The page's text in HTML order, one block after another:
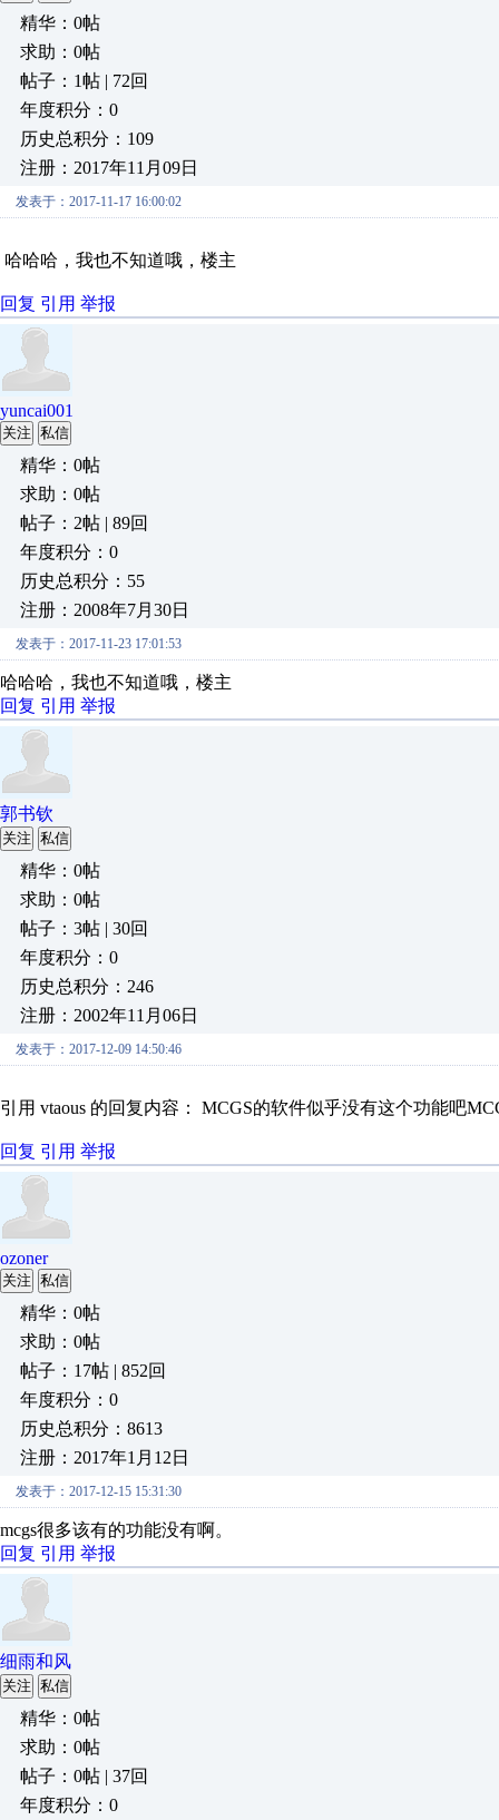
精华：0帖
求助：0帖
帖子：1帖 | 72回
年度积分：0
历史总积分：109
注册：2017年11月09日
发表于：2017-11-17 16:00:02
哈哈哈，我也不知道哦，楼主
回复 引用 举报
yuncai001
关注 私信
精华：0帖
求助：0帖
帖子：2帖 | 89回
年度积分：0
历史总积分：55
注册：2008年7月30日
发表于：2017-11-23 17:01:53
哈哈哈，我也不知道哦，楼主
回复 引用 举报
郭书钦
关注 私信
精华：0帖
求助：0帖
帖子：3帖 | 30回
年度积分：0
历史总积分：246
注册：2002年11月06日
发表于：2017-12-09 14:50:46
引用 vtaous 的回复内容： MCGS的软件似乎没有这个功能吧
回复 引用 举报
ozoner
关注 私信
精华：0帖
求助：0帖
帖子：17帖 | 852回
年度积分：0
历史总积分：8613
注册：2017年1月12日
发表于：2017-12-15 15:31:30
mcgs很多该有的功能没有啊。
回复 引用 举报
细雨和风
关注 私信
精华：0帖
求助：0帖
帖子：0帖 | 37回
年度积分：0